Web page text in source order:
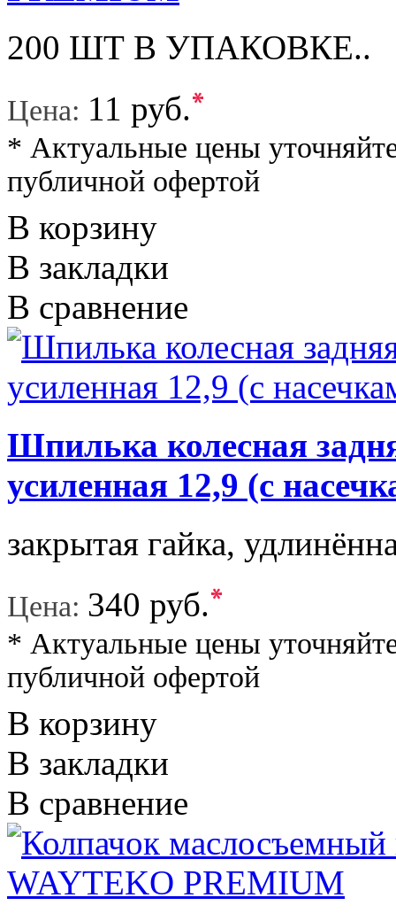
200 ШТ В УПАКОВКЕ..
Цена: 11 руб.*
* Актуальные цены
публичной офертой
В корзину
В закладки
В сравнение
Шпилька колесная
усиленная 12,9 (с
закрытая гайка,
Цена: 340 руб.*
* Актуальные цены
публичной офертой
В корзину
В закладки
В сравнение